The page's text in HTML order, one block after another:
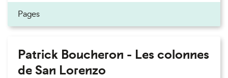
Pages
Patrick Boucheron - Les colonnes
de San Lorenzo